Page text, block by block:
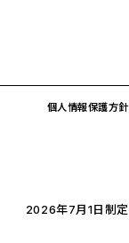
個人情報保護方針
2026年7月1日制定